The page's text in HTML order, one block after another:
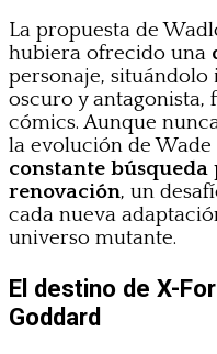
La propuesta de
hubiera ofrecido una
personaje,
oscuro y antagonista,
cómics. Aunque
la evolución de
constante
renovación, un
cada nueva
universo mutante.
El destino de X-
Goddard